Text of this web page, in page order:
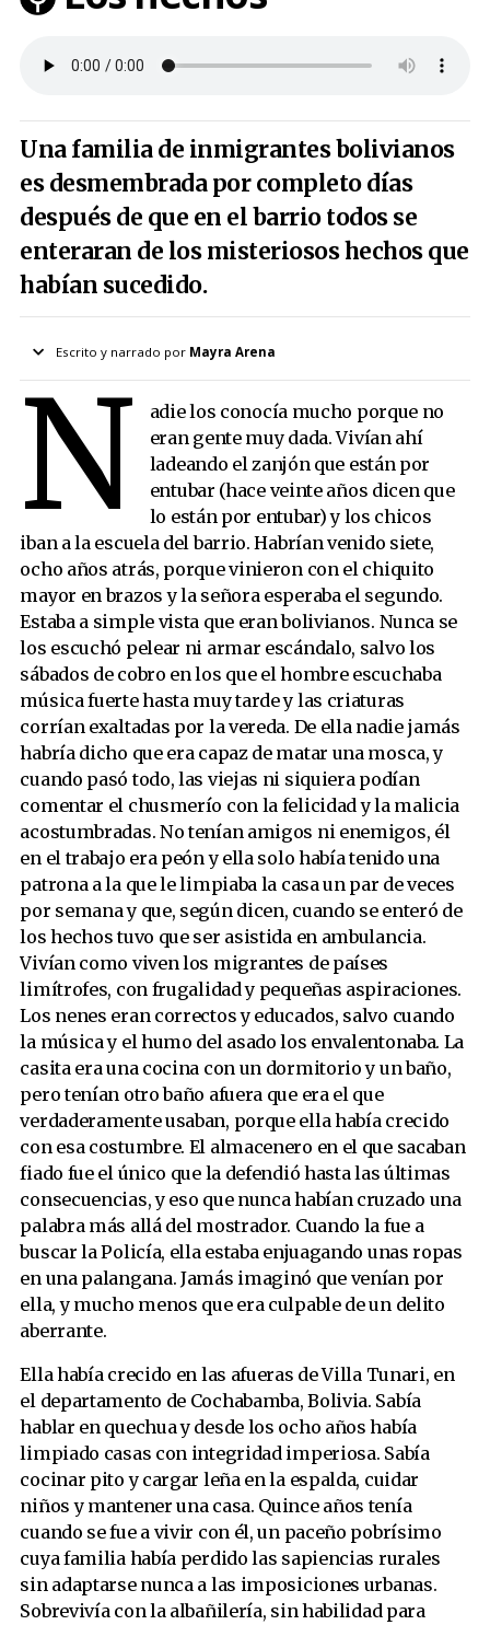
Una familia de inmigrantes bolivianos
es desmembrada por completo días
después de que en el barrio todos se
enteraran de los misteriosos hechos que
habían sucedido.
Escrito y narrado por Mayra Arena
Aparece en Revista Orsai Temporada 2, Número 08
Acceder a las ilustraciones en alta definición
Índice Orsai Nº 8
Una historia imposible
Zonas hostiles
La muerte del daimón
Negro
El hijo
Los hechos
Uñas
Plácido Domingo en la secta
La casa número seis
Mi panteón personal
Los últimos de San Julián
Distancia
Sharon
El vivero
N
adie los conocía mucho porque no
eran gente muy dada. Vivían ahí
ladeando el zanjón que están por
entubar (hace veinte años dicen que
lo están por entubar) y los chicos
iban a la escuela del barrio. Habrían venido siete,
ocho años atrás, porque vinieron con el chiquito
mayor en brazos y la señora esperaba el segundo.
Estaba a simple vista que eran bolivianos. Nunca se
los escuchó pelear ni armar escándalo, salvo los
sábados de cobro en los que el hombre escuchaba
música fuerte hasta muy tarde y las criaturas
corrían exaltadas por la vereda. De ella nadie jamás
habría dicho que era capaz de matar una mosca, y
cuando pasó todo, las viejas ni siquiera podían
comentar el chusmerío con la felicidad y la malicia
acostumbradas. No tenían amigos ni enemigos, él
en el trabajo era peón y ella solo había tenido una
patrona a la que le limpiaba la casa un par de veces
por semana y que, según dicen, cuando se enteró de
los hechos tuvo que ser asistida en ambulancia.
Vivían como viven los migrantes de países
limítrofes, con frugalidad y pequeñas aspiraciones.
Los nenes eran correctos y educados, salvo cuando
la música y el humo del asado los envalentonaba. La
casita era una cocina con un dormitorio y un baño,
pero tenían otro baño afuera que era el que
verdaderamente usaban, porque ella había crecido
con esa costumbre. El almacenero en el que sacaban
fiado fue el único que la defendió hasta las últimas
consecuencias, y eso que nunca habían cruzado una
palabra más allá del mostrador. Cuando la fue a
buscar la Policía, ella estaba enjuagando unas ropas
en una palangana. Jamás imaginó que venían por
ella, y mucho menos que era culpable de un delito
aberrante.
Ella había crecido en las afueras de Villa Tunari, en
el departamento de Cochabamba, Bolivia. Sabía
hablar en quechua y desde los ocho años había
limpiado casas con integridad imperiosa. Sabía
cocinar pito y cargar leña en la espalda, cuidar
niños y mantener una casa. Quince años tenía
cuando se fue a vivir con él, un paceño pobrísimo
cuya familia había perdido las sapiencias rurales
sin adaptarse nunca a las imposiciones urbanas.
Sobrevivía con la albañilería, sin habilidad para